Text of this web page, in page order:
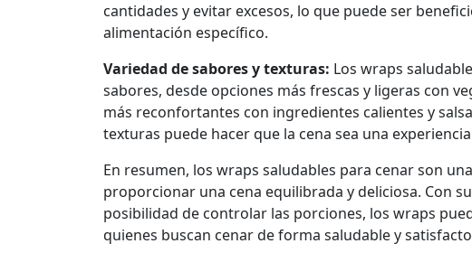
cantidades y evitar excesos, lo que puede ser
alimentación específico.
Variedad de sabores y texturas: Los wraps
sabores, desde opciones más frescas y ligeras con
más reconfortantes con ingredientes calientes y
texturas puede hacer que la cena sea una
En resumen, los wraps saludables para cenar son
proporcionar una cena equilibrada y deliciosa. Con
posibilidad de controlar las porciones, los wraps
quienes buscan cenar de forma saludable y